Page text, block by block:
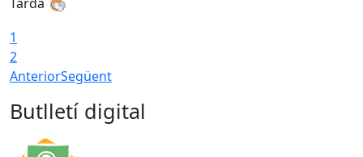
1
2
AnteriorSegüent
Butlletí digital